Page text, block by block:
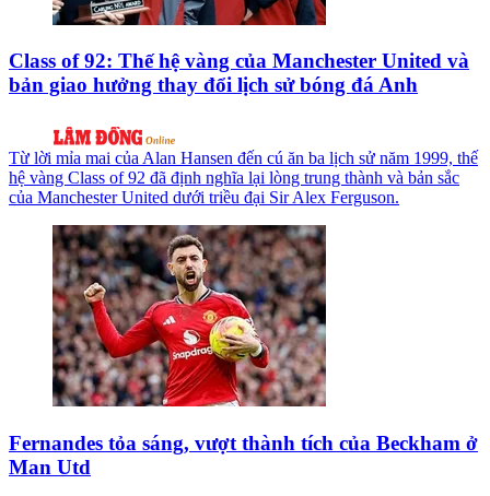
Class of 92: Thế hệ vàng của Manchester United và
bản giao hưởng thay đổi lịch sử bóng đá Anh
Từ lời mỉa mai của Alan Hansen đến cú ăn ba lịch sử năm 1999, thế
hệ vàng Class of 92 đã định nghĩa lại lòng trung thành và bản sắc
của Manchester United dưới triều đại Sir Alex Ferguson.
Fernandes tỏa sáng, vượt thành tích của Beckham ở
Man Utd